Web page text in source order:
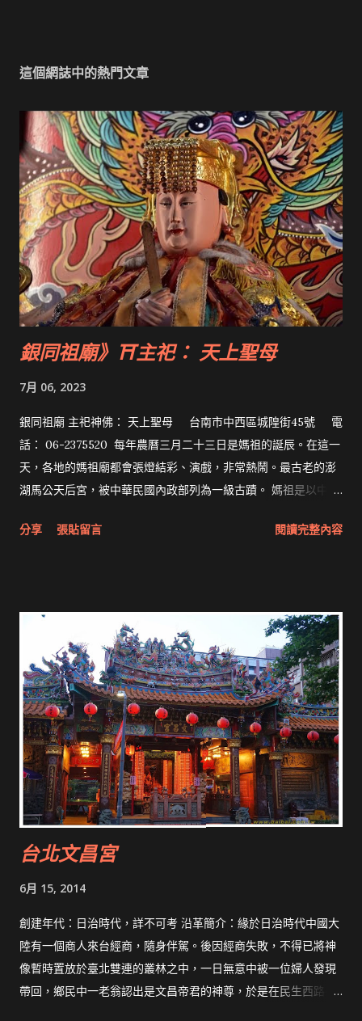
這個網誌中的熱門文章
銀同祖廟》⛩主祀： 天上聖母
7月 06, 2023
銀同祖廟 主祀神佛： 天上聖母 台南市中西區城隍街45號 電
話： 06-2375520 每年農曆三月二十三日是媽祖的誕辰。在這一
天，各地的媽祖廟都會張燈結彩、演戲，非常熱鬧。最古老的澎
湖馬公天后宮，被中華民國內政部列為一級古蹟。 媽祖是以中國
天妃、天妃娘娘、湄州娘媽等。媽祖的兩大部將，是為媽祖察、
中西區銀同里的里名由來。 沿革 過去從同安來臺的兵丁，曾經興
建有公廳，但因為治安問題被拆除。後來到了道光廿一年（1841
年），戍弁陳青山倡議集資重建會館，而後於次年（1842年）落
成。舉人陳貽蘭撰文〈台郡銀同祖廟記〉。當時裡頭供奉「天
妃」（媽祖）、「吳真人」（保生大帝）與「陳聖王」，稱為
「銀同祖廟」。而雖然稱為廟，但實際上是銀同會館，同安人來
臺即會來此處借住，而到了考試時，也會有考生來借住。 日治時
期昭和十年（1935年）因市區改正，銀同祖廟位於計畫道路上而
被迫重修。此時「檨仔林朝興宮」也因臺南神社擴張神社外苑被
徵收廟地，遂資助重修費用，並將朝興宮神像寄祀在銀同祖廟。
二次大戰中，銀同祖廟遭到重創，民國四十六年（1957年）才在
又被迫拆除，乃於剩下的後半部廟地興建現今的廟宇建築。 資料
來源： 維基百科 拜拜網搜尋》天上聖母》
分享 張貼留言 閱讀完整內容
台北文昌宮
6月 15, 2014
創建年代：日治時代，詳不可考 沿革簡介：緣於日治時代中國大
陸有一個商人來台經商，隨身伴駕。後因經商失敗，不得已將神
像暫時置放於臺北雙連的叢林之中，一日無意中被一位婦人發現
帶回，鄉民中一老翁認出是文昌帝君的神尊，於是在民生西路45